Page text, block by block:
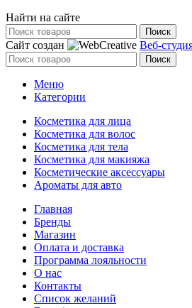
Найти на сайте
Поиск
Сайт создан Веб-
Поиск
Меню
Категории
Косметика для лица
Косметика для волос
Косметика для тела
Косметика для макияжа
Косметические аксессуары
Ароматы для авто
Главная
Бренды
Магазин
Оплата и доставка
Программа лояльности
О нас
Контакты
Список желаний